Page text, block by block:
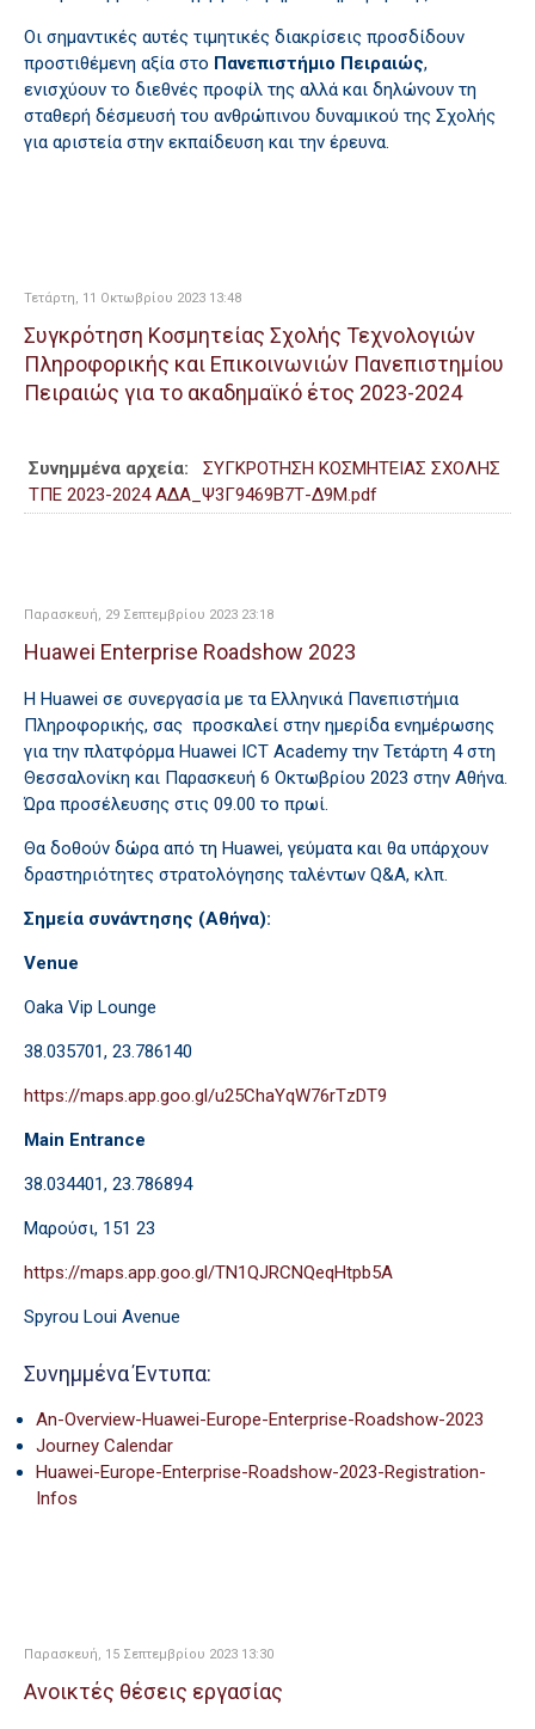
Οι σημαντικές αυτές τιμητικές διακρίσεις προσδίδουν
προστιθέμενη αξία στο Πανεπιστήμιο Πειραιώς,
ενισχύουν το διεθνές προφίλ της αλλά και δηλώνουν τη
σταθερή δέσμευσή του ανθρώπινου δυναμικού της Σχολής
για αριστεία στην εκπαίδευση και την έρευνα.
Τετάρτη, 11 Οκτωβρίου 2023 13:48
Συγκρότηση Κοσμητείας Σχολής Τεχνολογιών
Πληροφορικής και Επικοινωνιών Πανεπιστημίου
Πειραιώς για το ακαδημαϊκό έτος 2023-2024
Συνημμένα αρχεία:
ΣΥΓΚΡΟΤΗΣΗ ΚΟΣΜΗΤΕΙΑΣ ΣΧΟΛΗΣ
ΤΠΕ 2023-2024 ΑΔΑ_Ψ3Γ9469Β7Τ-Δ9Μ.pdf
Παρασκευή, 29 Σεπτεμβρίου 2023 23:18
Huawei Enterprise Roadshow 2023
Η Huawei σε συνεργασία με τα Ελληνικά Πανεπιστήμια
Πληροφορικής, σας προσκαλεί στην ημερίδα ενημέρωσης
για την πλατφόρμα Huawei ICT Academy την Τετάρτη 4 στη
Θεσσαλονίκη και Παρασκευή 6 Οκτωβρίου 2023 στην Αθήνα.
Ώρα προσέλευσης στις 09.00 το πρωί.
Θα δοθούν δώρα από τη Huawei, γεύματα και θα υπάρχουν
δραστηριότητες στρατολόγησης ταλέντων Q&A, κλπ.
Σημεία συνάντησης (Αθήνα):
Venue
Oaka Vip Lounge
38.035701, 23.786140
https://maps.app.goo.gl/u25ChaYqW76rTzDT9
Main Entrance
38.034401, 23.786894
Μαρούσι, 151 23
https://maps.app.goo.gl/TN1QJRCNQeqHtpb5A
Spyrou Loui Avenue
Συνημμένα Έντυπα:
An-Overview-Huawei-Europe-Enterprise-Roadshow-2023
Journey Calendar
Huawei-Europe-Enterprise-Roadshow-2023-Registration-
Infos
Παρασκευή, 15 Σεπτεμβρίου 2023 13:30
Ανοικτές θέσεις εργασίας